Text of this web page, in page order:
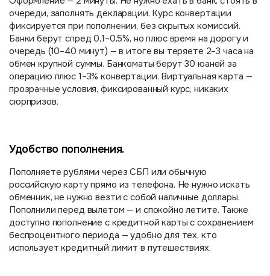
очереди, заполнять декларации. Курс конвертации
фиксируется при пополнении, без скрытых комиссий.
Банки берут спред 0,1–0,5%, но плюс время на дорогу и
очередь (10–40 минут) — в итоге вы теряете 2–3 часа на
обмен крупной суммы. Банкоматы берут 30 юаней за
операцию плюс 1–3% конвертации. Виртуальная карта —
прозрачные условия, фиксированный курс, никаких
сюрпризов.
Удобство пополнения.
Пополняете рублями через СБП или обычную
российскую карту прямо из телефона. Не нужно искать
обменник, не нужно везти с собой наличные доллары.
Пополнили перед вылетом — и спокойно летите. Также
доступно пополнение с кредитной карты с сохранением
беспроцентного периода — удобно для тех, кто
использует кредитный лимит в путешествиях.